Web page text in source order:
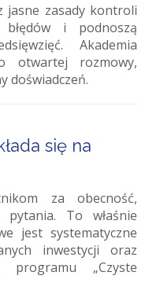
jasne zasady kontroli
i podnoszą
Akademia
otwartej rozmowy,
doświadczeń.
się na
za obecność,
To właśnie
jest systematyczne
inwestycji oraz
programu „Czyste